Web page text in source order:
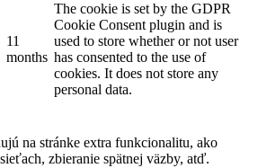
11
months
The cookie is set by the GDPR
Cookie Consent plugin and is
used to store whether or not user
has consented to the use of
cookies. It does not store any
personal data.
na stránke extra funkcionalitu, ako
zbieranie spätnej väzby, atď.